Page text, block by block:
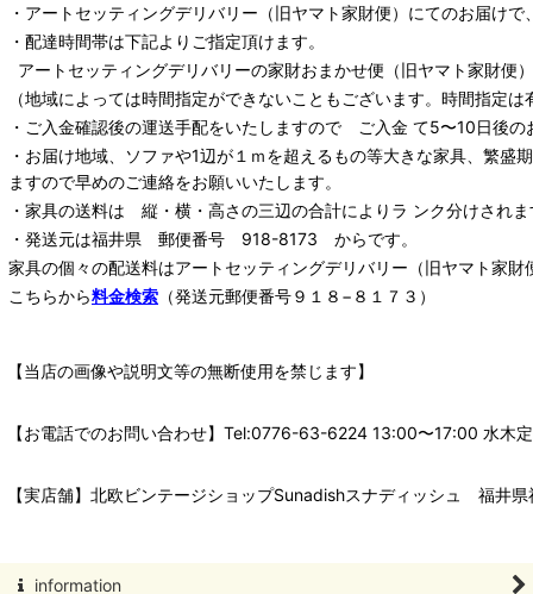
・ アートセッティングデリバリー （旧ヤマト家財便） にてのお届けで
・配達時間帯は下記よりご指定頂けます。
アートセッティングデリバリーの家財おまかせ便 （旧ヤマト家財便
（地域によっては時間指定ができないこともございます。時間指定
・ご入金確認後の運送手配をいたしますので ご入金 て5〜10日後の
・お届け地域、ソファや1辺が１ｍを超えるもの等大きな家具、繁
ますので早めのご連絡をお願いいたします。
・家具の送料は 縦・横・高さの三辺の合計によりラ ンク分けされま
・発送元は福井県 郵便番号 918-8173 からです。
家具の個々の配送料はアートセッティングデリバリー （旧ヤマト家財
こちらから料金検索 （発送元郵便番号９１８−８１７３）
【当店の画像や説明文等の無断使用を禁じます】
【お電話でのお問い合わせ】Tel:0776-63-6224 13:00〜17:00 水木
【実店舗】北欧ビンテージショップSunadishスナディッシュ 福井
information